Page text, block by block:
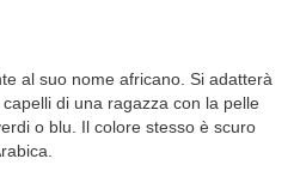
al suo nome africano. Si adatterà
di una ragazza con la pelle
o blu. Il colore stesso è scuro